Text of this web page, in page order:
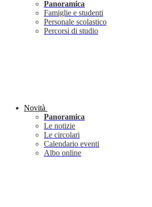
Panoramica
Famiglie e studenti
Personale scolastico
Percorsi di studio
Novità
Panoramica
Le notizie
Le circolari
Calendario eventi
Albo online